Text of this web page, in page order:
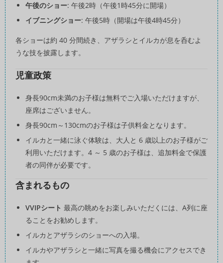
午後のショー: 午後2時（午後1時45分に開場）
イブニングショー: 午後5時（開場は午後4時45分）
各ショーは約 40 分間続き、アザラシとイルカが息を呑むよ
うな技を披露します。
児童政策
身長90cm未満のお子様は無料でご入場いただけますが、
座席はございません。
身長90cm～130cmのお子様は子供料金となります。
イルカと一緒に泳ぐ体験は、大人と 6 歳以上のお子様がご
利用いただけます。4 ～ 5 歳のお子様は、追加料金で保護
者の同伴が必要です。
含まれるもの
VVIPシート 最高の眺めをお楽しみいただくには、A列に座
ることをお勧めします。
イルカとアザラシのショーへの入場。
イルカやアザラシと一緒に写真を撮る機会にアクセスでき